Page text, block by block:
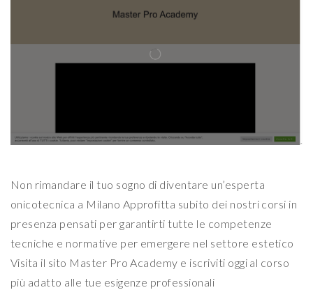
Non rimandare il tuo sogno di diventare un’esperta
onicotecnica a Milano Approfitta subito dei nostri corsi in
presenza pensati per garantirti tutte le competenze
tecniche e normative per emergere nel settore estetico
Visita il sito Master Pro Academy e iscriviti oggi al corso
più adatto alle tue esigenze professionali